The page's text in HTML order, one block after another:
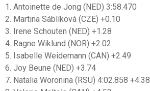
1. Antoinette de Jong (NED) 3:58.470
2. Martina Sáblíková (CZE) +0.10
3. Irene Schouten (NED) +1.28
4. Ragne Wiklund (NOR) +2.02
5. Isabelle Weidemann (CAN) +2.49
6. Joy Beune (NED) +3.74
7. Natalia Woronina (RSU) 4:02.858 +4.38